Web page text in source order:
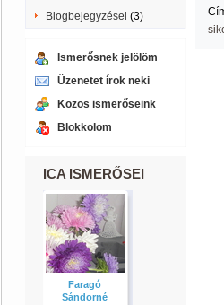
Blogbejegyzései (3)
Ismerősnek jelölöm
Üzenetet írok neki
Közös ismerőseink
Blokkolom
ICA ISMERŐSEI
Faragó
Sándorné